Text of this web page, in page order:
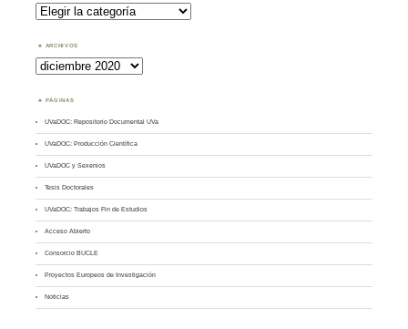
Buscar
por
Tema
ARCHIVOS
Archivos
PÁGINAS
UVaDOC: Repositorio Documental UVa
UVaDOC: Producción Científica
UVaDOC y Sexenios
Tesis Doctorales
UVaDOC: Trabajos Fin de Estudios
Acceso Abierto
Consorcio BUCLE
Proyectos Europeos de Investigación
Noticias